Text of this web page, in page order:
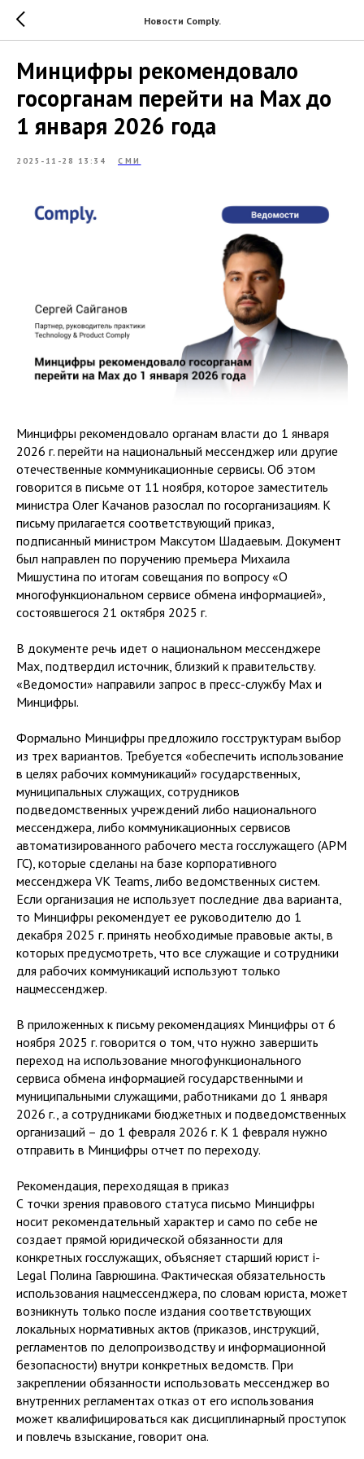
Новости Comply.
Минцифры рекомендовало
госорганам перейти на Max до
1 января 2026 года
2025-11-28 13:34 СМИ
Минцифры рекомендовало органам власти до 1 января
2026 г. перейти на национальный мессенджер или другие
отечественные коммуникационные сервисы. Об этом
говорится в письме от 11 ноября, которое заместитель
министра Олег Качанов разослал по госорганизациям. К
письму прилагается соответствующий приказ,
подписанный министром Максутом Шадаевым. Документ
был направлен по поручению премьера Михаила
Мишустина по итогам совещания по вопросу «О
многофункциональном сервисе обмена информацией»,
состоявшегося 21 октября 2025 г.
В документе речь идет о национальном мессенджере
Max, подтвердил источник, близкий к правительству.
«Ведомости» направили запрос в пресс-службу Max и
Минцифры.
Формально Минцифры предложило госструктурам выбор
из трех вариантов. Требуется «обеспечить использование
в целях рабочих коммуникаций» государственных,
муниципальных служащих, сотрудников
подведомственных учреждений либо национального
мессенджера, либо коммуникационных сервисов
автоматизированного рабочего места госслужащего (АРМ
ГС), которые сделаны на базе корпоративного
мессенджера VK Teams, либо ведомственных систем.
Если организация не использует последние два варианта,
то Минцифры рекомендует ее руководителю до 1
декабря 2025 г. принять необходимые правовые акты, в
которых предусмотреть, что все служащие и сотрудники
для рабочих коммуникаций используют только
нацмессенджер.
В приложенных к письму рекомендациях Минцифры от 6
ноября 2025 г. говорится о том, что нужно завершить
переход на использование многофункционального
сервиса обмена информацией государственными и
муниципальными служащими, работниками до 1 января
2026 г., а сотрудниками бюджетных и подведомственных
организаций – до 1 февраля 2026 г. К 1 февраля нужно
отправить в Минцифры отчет по переходу.
Рекомендация, переходящая в приказ
С точки зрения правового статуса письмо Минцифры
носит рекомендательный характер и само по себе не
создает прямой юридической обязанности для
конкретных госслужащих, объясняет старший юрист i-
Legal Полина Гаврюшина. Фактическая обязательность
использования нацмессенджера, по словам юриста, может
возникнуть только после издания соответствующих
локальных нормативных актов (приказов, инструкций,
регламентов по делопроизводству и информационной
безопасности) внутри конкретных ведомств. При
закреплении обязанности использовать мессенджер во
внутренних регламентах отказ от его использования
может квалифицироваться как дисциплинарный проступок
и повлечь взыскание, говорит она.